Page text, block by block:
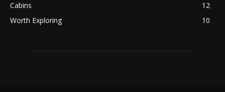
Cabins
12
Worth Exploring
10